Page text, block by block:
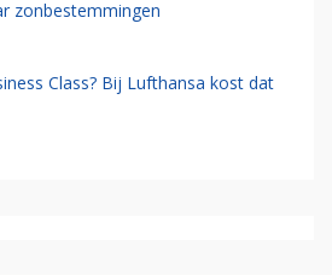
zonbestemmingen
Class? Bij Lufthansa kost dat